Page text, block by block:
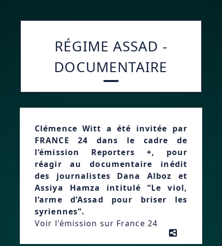
RÉGIME ASSAD -
DOCUMENTAIRE
Clémence Witt a été invitée par
FRANCE 24 dans le cadre de
l’émission Reporters +, pour
réagir au documentaire inédit
des journalistes Dana Alboz et
Assiya Hamza intitulé “Le viol,
l’arme d’Assad pour briser les
syriennes”.
Voir l'émission sur France 24